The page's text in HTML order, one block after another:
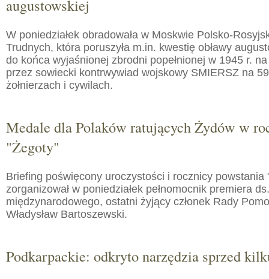
augustowskiej
W poniedziałek obradowała w Moskwie Polsko-
Trudnych, która poruszyła m.in. kwestię obławy
do końca wyjaśnionej zbrodni popełnionej w 1945 r.
przez sowiecki kontrwywiad wojskowy SMIERSZ na
żołnierzach i cywilach.
Medale dla Polaków ratujących Żydów w
"Żegoty"
Briefing poświęcony uroczystości i rocznicy powstania
zorganizował w poniedziałek pełnomocnik premiera
międzynarodowego, ostatni żyjący członek Rady
Władysław Bartoszewski.
Podkarpackie: odkryto narzędzia sprzed